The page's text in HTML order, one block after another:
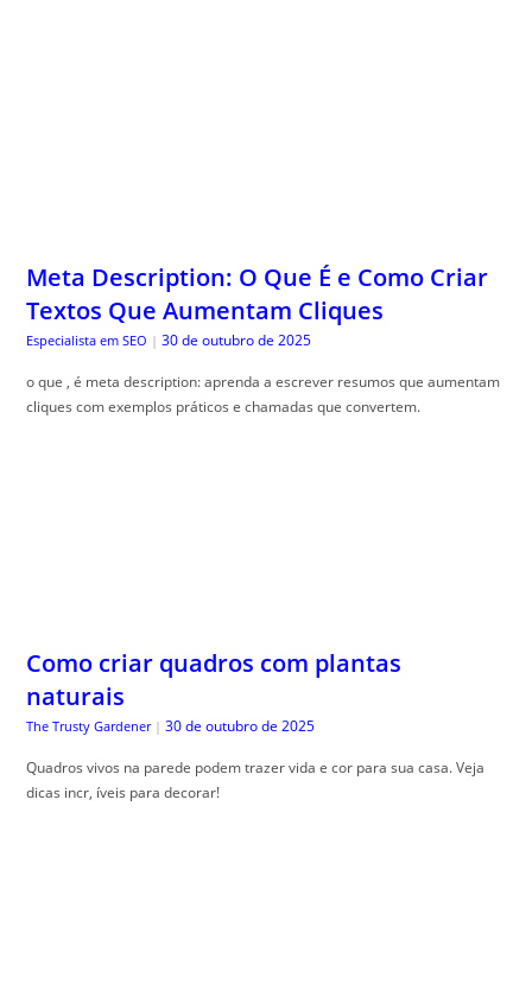
Meta Description: O Que É e Como Criar
Textos Que Aumentam Cliques
Especialista em SEO | 30 de outubro de 2025
o que , é meta description: aprenda a escrever resumos que aumentam
cliques com exemplos práticos e chamadas que convertem.
Como criar quadros com plantas
naturais
The Trusty Gardener | 30 de outubro de 2025
Quadros vivos na parede podem trazer vida e cor para sua casa. Veja
dicas incr, íveis para decorar!